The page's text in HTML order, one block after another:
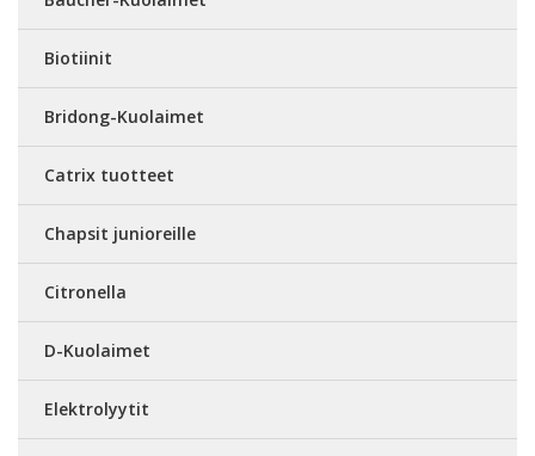
Biotiinit
Bridong-Kuolaimet
Catrix tuotteet
Chapsit junioreille
Citronella
D-Kuolaimet
Elektrolyytit